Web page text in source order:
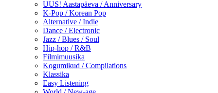
UUS! Aastapäeva / Anniversary
K-Pop / Korean Pop
Alternative / Indie
Dance / Electronic
Jazz / Blues / Soul
Hip-hop / R&B
Filmimuusika
Kogumikud / Compilations
Klassika
Easy Listening